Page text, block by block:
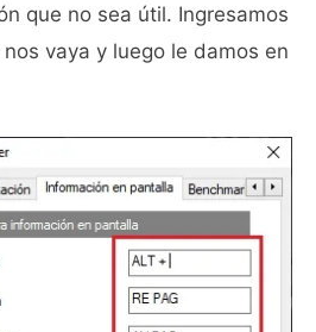
que no sea útil. Ingresamos
vaya y luego le damos en